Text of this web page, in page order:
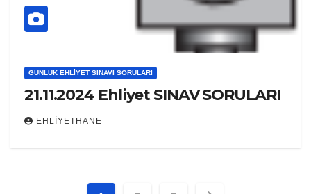
GUNLUK EHLIYET SINAVI SORULARI
21.11.2024 Ehliyet SINAV SORULARI
EHLIYETHANE